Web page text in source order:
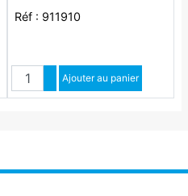
Réf : 911910
QuantitéAugmenter quantité
Diminuer quantité
Ajouter au panier